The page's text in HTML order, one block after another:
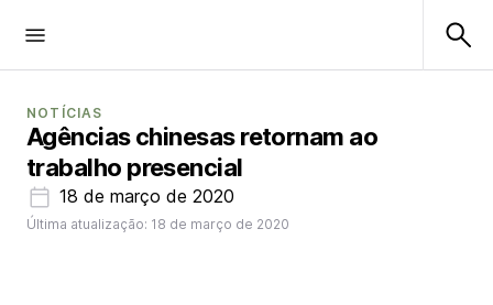
NOTÍCIAS
Agências chinesas retornam ao
trabalho presencial
18 de março de 2020
Última atualização: 18 de março de 2020